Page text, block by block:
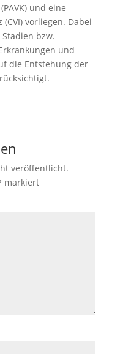
und eine
vorliegen. Dabei
bzw.
und
die Entstehung der
veröffentlicht.
markiert